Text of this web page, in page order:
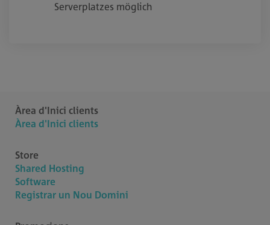
Serverplatzes möglich
Àrea d'Inici clients
Àrea d'Inici clients
Store
Shared Hosting
Software
Registrar un Nou Domini